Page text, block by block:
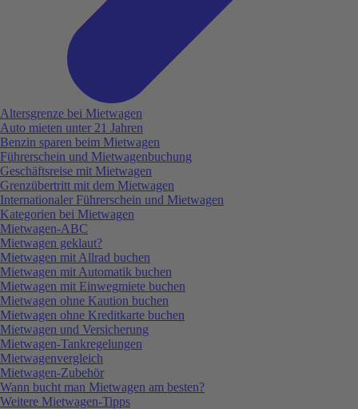
Altersgrenze bei Mietwagen
Auto mieten unter 21 Jahren
Benzin sparen beim Mietwagen
Führerschein und Mietwagenbuchung
Geschäftsreise mit Mietwagen
Grenzübertritt mit dem Mietwagen
Internationaler Führerschein und Mietwagen
Kategorien bei Mietwagen
Mietwagen-ABC
Mietwagen geklaut?
Mietwagen mit Allrad buchen
Mietwagen mit Automatik buchen
Mietwagen mit Einwegmiete buchen
Mietwagen ohne Kaution buchen
Mietwagen ohne Kreditkarte buchen
Mietwagen und Versicherung
Mietwagen-Tankregelungen
Mietwagenvergleich
Mietwagen-Zubehör
Wann bucht man Mietwagen am besten?
Weitere Mietwagen-Tipps